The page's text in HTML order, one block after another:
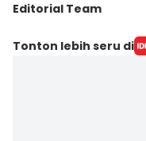
Editorial Team
Editor
Tonton lebih seru di